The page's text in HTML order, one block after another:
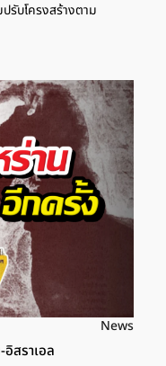
รับโครงสร้างตาม
News
สราเอล